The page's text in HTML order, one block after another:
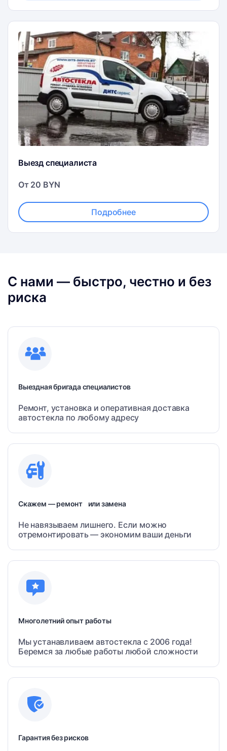
Выезд специалиста
От 20 BYN
Подробнее
С нами — быстро, честно и без
риска
Выездная бригада специалистов
Ремонт, установка и оперативная доставка
автостекла по любому адресу
Скажем — ремонт или замена
Не навязываем лишнего. Если можно
отремонтировать — экономим ваши деньги
Многолетний опыт работы
Мы устанавливаем автостекла с 2006 года!
Беремся за любые работы любой сложности
Гарантия без рисков